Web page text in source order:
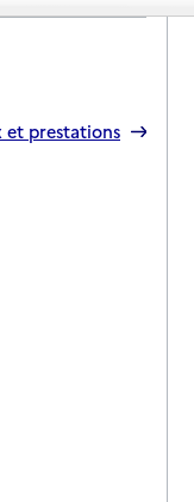
et prestations